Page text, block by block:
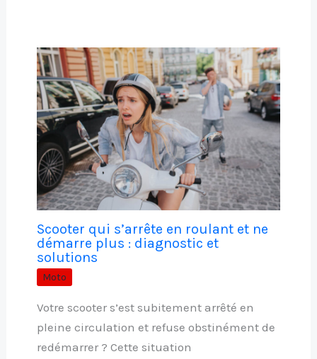
Scooter qui s’arrête en roulant et ne
démarre plus : diagnostic et
solutions
Moto
Votre scooter s’est subitement arrêté en
pleine circulation et refuse obstinément de
redémarrer ? Cette situation